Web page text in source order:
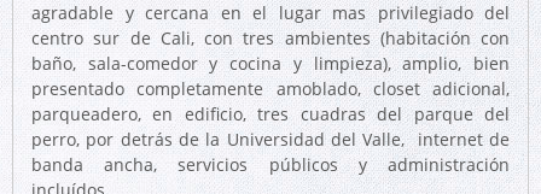
agradable y cercana en el lugar mas privilegiado del
centro sur de Cali, con tres ambientes (habitación con
baño, sala-comedor y cocina y limpieza), amplio, bien
presentado completamente amoblado, closet adicional,
parqueadero, en edificio, tres cuadras del parque del
perro, por detrás de la Universidad del Valle, internet de
banda ancha, servicios públicos y administración